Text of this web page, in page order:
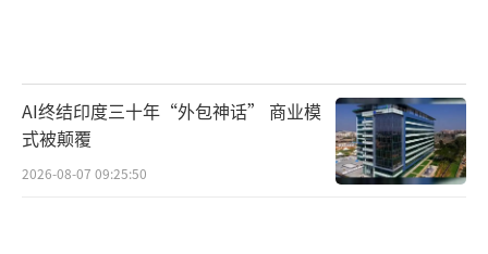
AI终结印度三十年“外包神话” 商业模
式被颠覆
2026-08-07 09:25:50